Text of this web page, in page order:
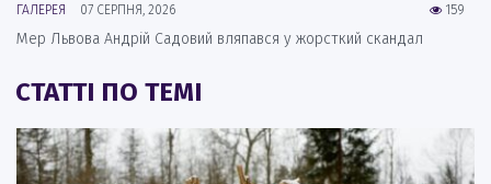
159
ГАЛЕРЕЯ 07 СЕРПНЯ, 2026
Мер Львова Андрій Садовий вляпався у жорсткий скандал
СТАТТІ ПО ТЕМІ